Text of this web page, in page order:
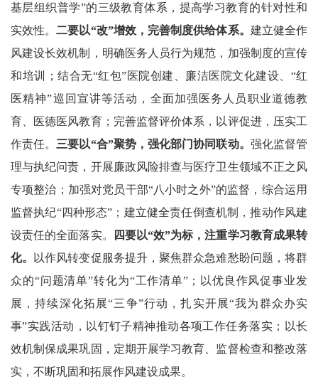
基层组织普学”的三级教育体系，提高学习教育的针对性和
实效性。二要以“改”增效，完善制度供给体系。 建立健全作
风建设长效机制，明确医务人员行为规范，加强制度的宣传
和培训；结合无“红包”医院创建、廉洁医院文化建设、“红
医精神”巡回宣讲等活动，全面加强医务人员职业道德教
育、医德医风教育；完善监督评价体系，以评促进，压实工
作责任。 三要以“合”聚势，强化部门协同联动。 强化监督管
理与执纪问责，开展廉政风险排查与医疗卫生领域不正之风
专项整治；加强对党员干部“八小时之外”的监督，综合运用
监督执纪“四种形态”；建立健全责任倒查机制，推动作风建
设责任的全面落实。
四要以“效”为标，注重学习教育成果转
化。
以作风转变促服务提升，聚焦群众急难愁盼问题，将群
众的“问题清单”转化为“工作清单”；以优良作风促事业发
展，持续深化拓展“三争”行动，扎实开展“我为群众办实
事”实践活动，以钉钉子精神推动各项工作任务落实；以长
效机制保成果巩固，定期开展学习教育、监督检查和整改落
实，不断巩固和拓展作风建设成果。